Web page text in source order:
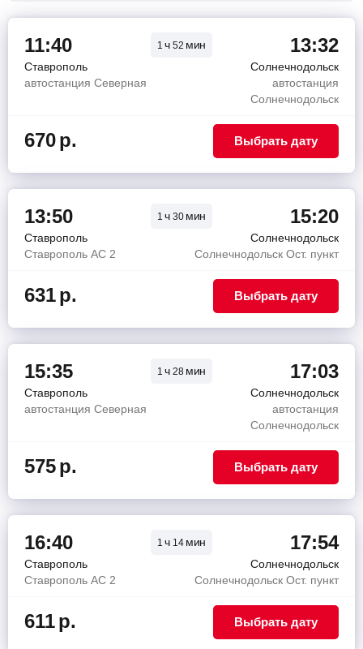
11:40 1ч 52 мин 13:32
Ставрополь
Солнечнодольск
автостанция Северная
автостанция
Солнечнодольск
670р. Выбрать дату
13:50 1ч 30 мин 15:20
Ставрополь
Солнечнодольск
Ставрополь АС 2
Солнечнодольск Ост. пункт
631р. Выбрать дату
15:35 1ч 28 мин 17:03
Ставрополь
Солнечнодольск
автостанция Северная
автостанция
Солнечнодольск
575р. Выбрать дату
16:40 1ч 14 мин 17:54
Ставрополь
Солнечнодольск
Ставрополь АС 2
Солнечнодольск Ост. пункт
611р. Выбрать дату